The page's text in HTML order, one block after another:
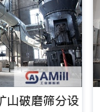
山破磨筛分设